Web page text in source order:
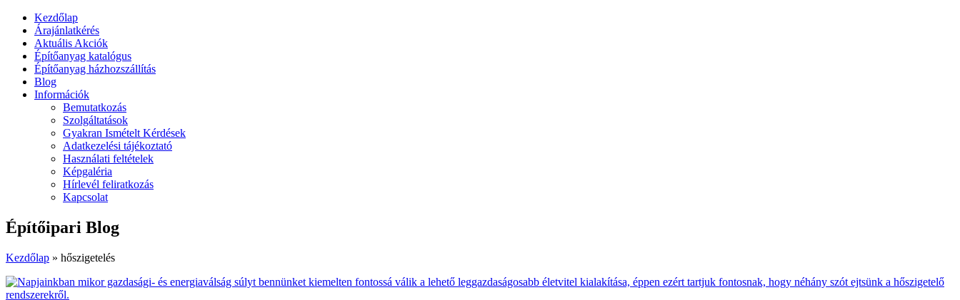
Kezdőlap
Árajánlatkérés
Aktuális Akciók
Építőanyag katalógus
Építőanyag házhozszállítás
Blog
Információk
Bemutatkozás
Szolgáltatások
Gyakran Ismételt Kérdések
Adatkezelési tájékoztató
Használati feltételek
Képgaléria
Hírlevél feliratkozás
Kapcsolat
Építőipari Blog
Kezdőlap » hőszigetelés